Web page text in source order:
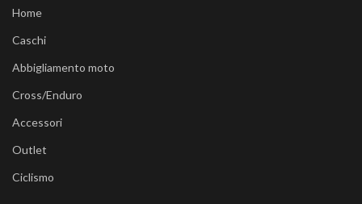
Home
Caschi
Abbigliamento moto
Cross/Enduro
Accessori
Outlet
Ciclismo